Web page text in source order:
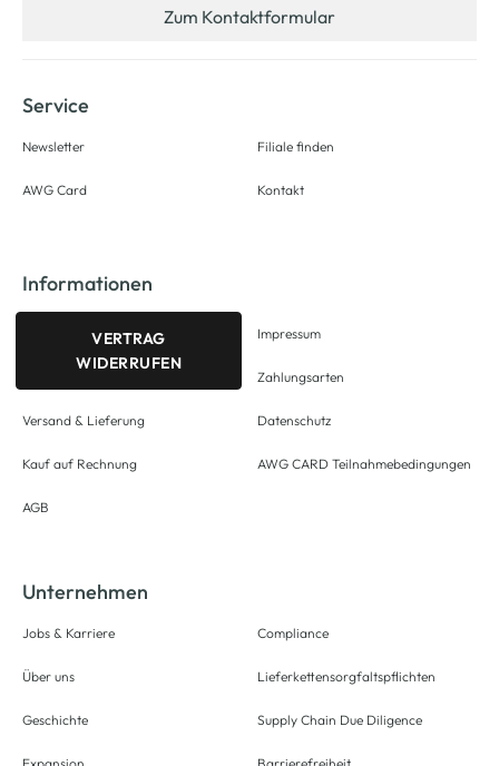
Zum Kontaktformular
Service
Newsletter
AWG Card
Filiale finden
Kontakt
Informationen
VERTRAG
WIDERRUFEN
Versand & Lieferung
Kauf auf Rechnung
AGB
Impressum
Zahlungsarten
Datenschutz
AWG CARD Teilnahmebedingungen
Unternehmen
Jobs & Karriere
Über uns
Geschichte
Compliance
Lieferkettensorgfaltspflichten
Supply Chain Due Diligence